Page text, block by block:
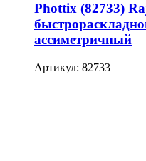
Phottix (82733)
ассиметричный
Артикул: 82733